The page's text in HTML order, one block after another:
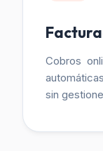
Cobros
sin